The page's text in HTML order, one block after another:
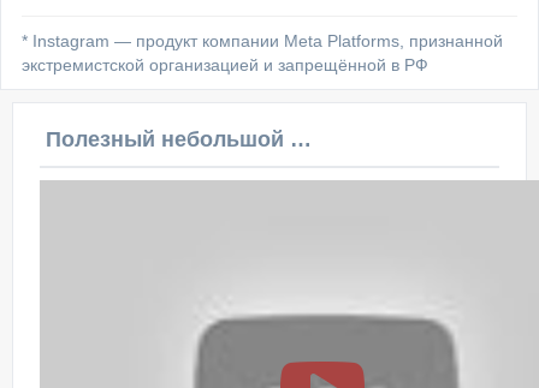
* Instagram — продукт компании Meta Platforms, признанной
экстремистской организацией и запрещённой в РФ
Полезный небольшой видеоурок по этой теме